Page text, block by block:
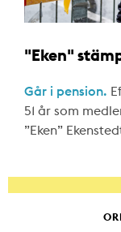
"Eken"
Går i pension.
51 år som
”Eken”